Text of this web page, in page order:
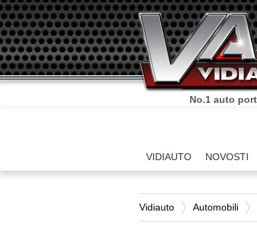
No.1 auto
VIDIAUTO NOVOSTI
Vidiauto Automobili